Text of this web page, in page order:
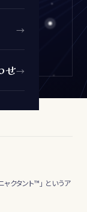
→
せ→
クタント™」 というア